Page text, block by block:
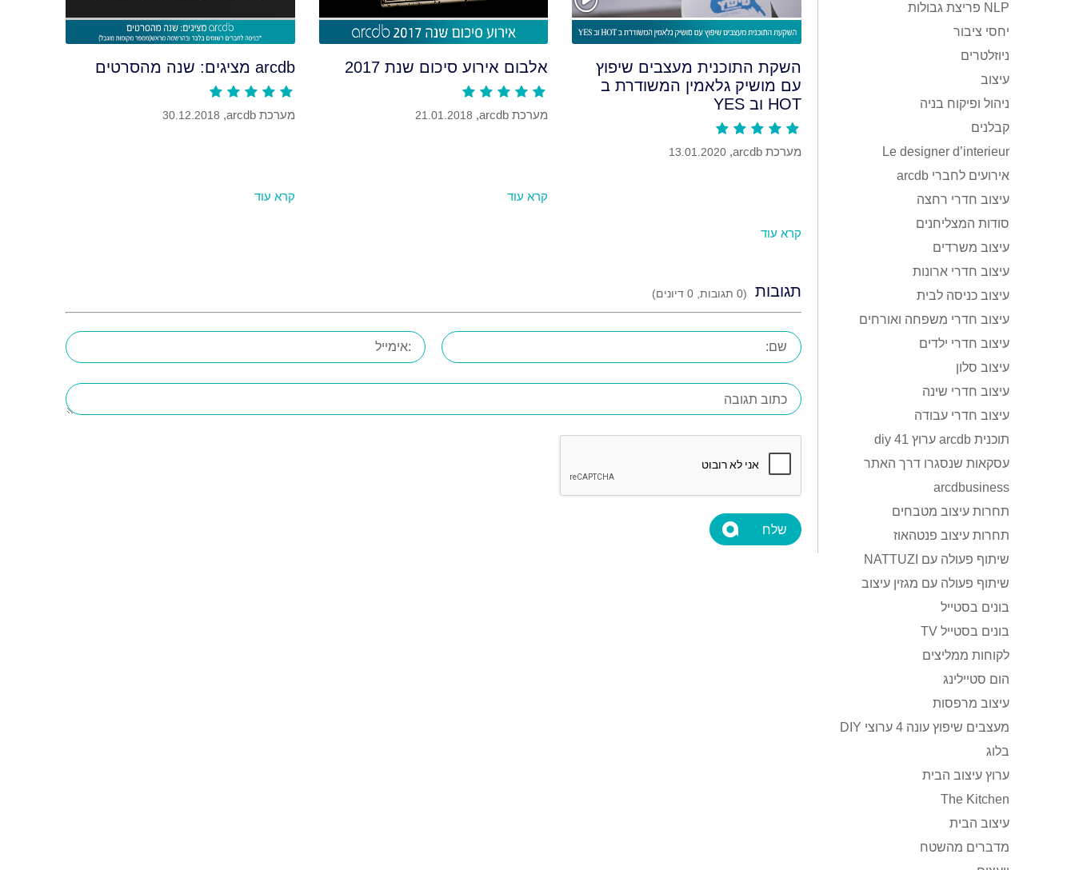
NLP פריצת גבולות
יחסי ציבור
ניוזלטרים
עיצוב
ניהול ופיקוח בניה
קבלנים
Le designer d’interieur
אירועים לחברי arcdb
עיצוב חדרי רחצה
סודות המצליחנים
עיצוב משרדים
עיצוב חדרי ארונות
עיצוב כניסה לבית
עיצוב חדרי משפחה ואורחים
עיצוב חדרי ילדים
עיצוב סלון
עיצוב חדרי שינה
עיצוב חדרי עבודה
תוכנית arcdb ערוץ 41 diy
עסקאות שנסגרו דרך האתר
arcdbusiness
תחרות עיצוב מטבחים
תחרות עיצוב פנטהאוז
שיתוף פעולה עם NATTUZI
שיתוף פעולה עם מגזין עיצוב
בונים בסטייל
בונים בסטייל TV
לקוחות ממליצים
הום סטיילינג
עיצוב מרפסות
מעצבים שיפוץ עונה 4 ערוצי DIY
בלוג
ערוץ עיצוב הבית
The Kitchen
עיצוב הבית
מדברים מהשטח
השקת התוכנית מעצבים שיפוץ
עם מושיק גלאמין המשודרת ב
HOT וב YES
מערכת arcdb, 13.01.2020
קרא עוד
אלבום אירוע סיכום שנת 2017
מערכת arcdb, 21.01.2018
קרא עוד
arcdb מציגים: שנה מהסרטים
מערכת arcdb, 30.12.2018
קרא עוד
תגובות (
0 תגובות, 0 דיונים)